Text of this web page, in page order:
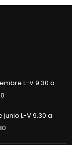
L-V 9.30 a
junio L-V 9.30 a